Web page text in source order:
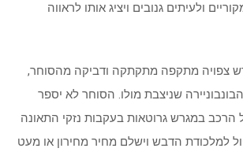
ולעיתים גנובים ויציג אותו לראווה
צפויה מתקפה מתקתקה ודביקה מהסוחר,
שניצבת מולו. הסוחר לא יספר
הרכב במגרש גרוטאות בעקבות נזקי התאונה
למלכודת הדבש וישלם מחיר מחירון או מעט